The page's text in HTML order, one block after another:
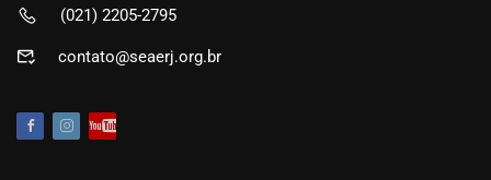
(021) 2205-2795
contato@seaerj.org.br